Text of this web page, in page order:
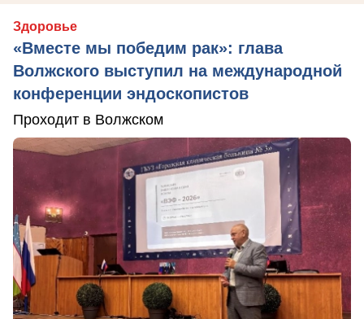
Здоровье
«Вместе мы победим рак»: глава
Волжского выступил на международной
конференции эндоскопистов
Проходит в Волжском